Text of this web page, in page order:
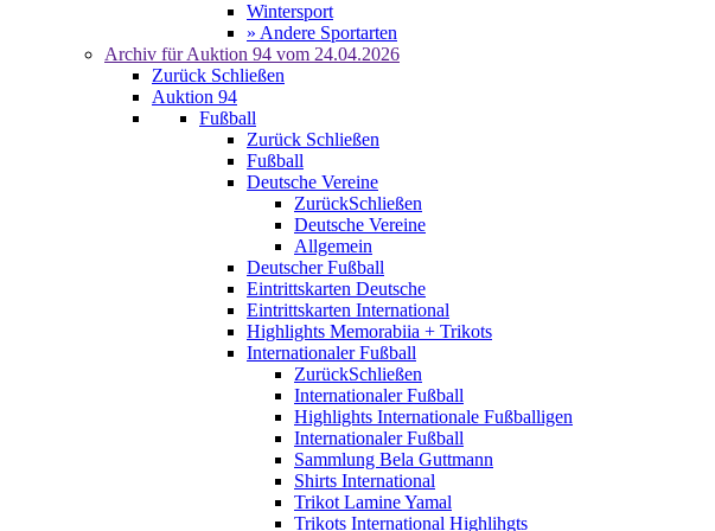
Wintersport
» Andere Sportarten
Archiv für Auktion 94 vom 24.04.2026
Zurück Schließen
Auktion 94
Fußball
Zurück Schließen
Fußball
Deutsche Vereine
ZurückSchließen
Deutsche Vereine
Allgemein
Deutscher Fußball
Eintrittskarten Deutsche
Eintrittskarten International
Highlights Memorabiia + Trikots
Internationaler Fußball
ZurückSchließen
Internationaler Fußball
Highlights Internationale Fußballigen
Internationaler Fußball
Sammlung Bela Guttmann
Shirts International
Trikot Lamine Yamal
Trikots International Highlihgts